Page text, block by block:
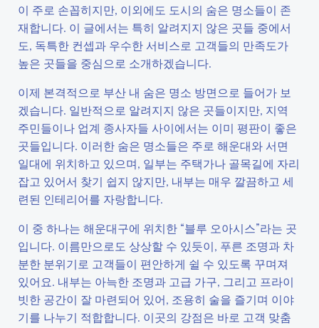
이 주로 손꼽히지만, 이외에도 도시의 숨은 명소들이 존
재합니다. 이 글에서는 특히 알려지지 않은 곳들 중에서
도, 독특한 컨셉과 우수한 서비스로 고객들의 만족도가
높은 곳들을 중심으로 소개하겠습니다.
이제 본격적으로 부산 내 숨은 명소 방면으로 들어가 보
겠습니다. 일반적으로 알려지지 않은 곳들이지만, 지역
주민들이나 업계 종사자들 사이에서는 이미 평판이 좋은
곳들입니다. 이러한 숨은 명소들은 주로 해운대와 서면
일대에 위치하고 있으며, 일부는 주택가나 골목길에 자리
잡고 있어서 찾기 쉽지 않지만, 내부는 매우 깔끔하고 세
련된 인테리어를 자랑합니다.
이 중 하나는 해운대구에 위치한 “블루 오아시스”라는 곳
입니다. 이름만으로도 상상할 수 있듯이, 푸른 조명과 차
분한 분위기로 고객들이 편안하게 쉴 수 있도록 꾸며져
있어요. 내부는 아늑한 조명과 고급 가구, 그리고 프라이
빗한 공간이 잘 마련되어 있어, 조용히 술을 즐기며 이야
기를 나누기 적합합니다. 이곳의 강점은 바로 고객 맞춤